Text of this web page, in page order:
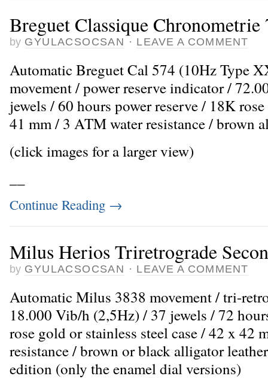
Breguet Classique Chronometrie
by GYULACSOCSAN · LEAVE A COMMENT
Automatic Breguet Cal 574 (10Hz Type
movement / power reserve indicator /
jewels / 60 hours power reserve / 18K
41 mm / 3 ATM water resistance / brown
(click images for a larger view)
Continue Reading →
Milus Herios Triretrograde
by GYULACSOCSAN · LEAVE A COMMENT
Automatic Milus 3838 movement / tri-
18.000 Vib/h (2,5Hz) / 37 jewels / 72
rose gold or stainless steel case / 42 x 42
resistance / brown or black alligator
edition (only the enamel dial versions)